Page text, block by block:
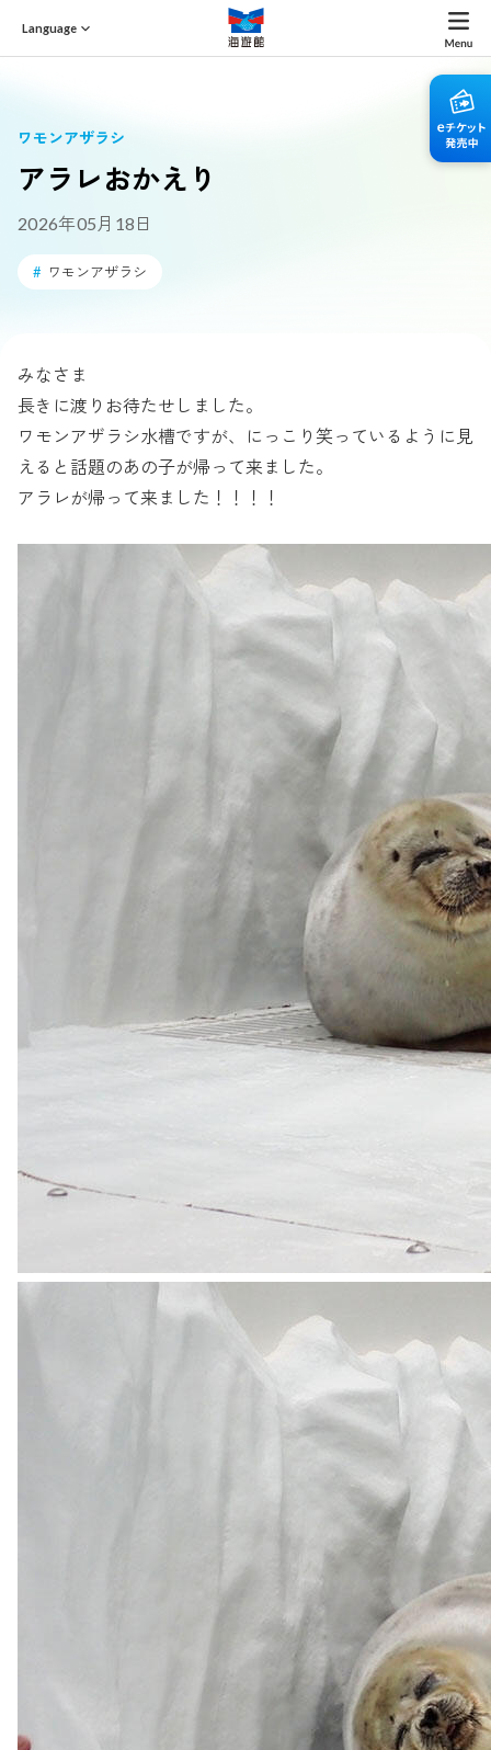
Language
ワモンアザラシ
アラレおかえり
2026年05月18日
# ワモンアザラシ
みなさま
長きに渡りお待たせしました。
ワモンアザラシ水槽ですが、にっこり笑っているように見
えると話題のあの子が帰って来ました。
アラレが帰って来ました！！！！